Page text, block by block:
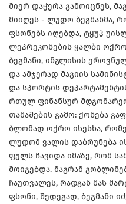
მიერ დაჭერა გამოიცნეს,
მიიღეს - ლუდო ბეგმანმა,
ფსონებს იღებდა, ტყუპ
ლეპრეკონების ყალბი
ბეგმანი, ინგლისის
და ამჯერად მაგიის
და სპორტის
რთულ ფინანსურ
თამაშების გამო: ქონება
ბლომად ოქრო ისესხა,
ლუდომ ვალის დაბრუნება
ფულს ჩავიდა იმაზე, რომ
მოიგებდა. მაგრამ
ჩაუთვალეს, რადგან მას
ფსონი, შედეგად, ბეგმანი